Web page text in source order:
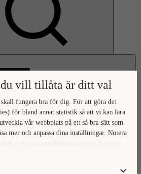
vill tillåta är ditt val
fungera bra för dig. För att göra det
för bland annat statistik så att vi kan lära
vår webbplats på ett så bra sätt som
mer och anpassa dina inställningar. Notera
och marknadsförings-cookies kommer